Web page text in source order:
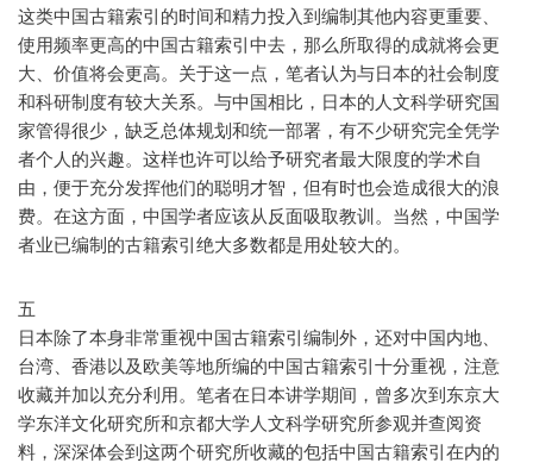
这类中国古籍索引的时间和精力投入到编制其他内容更重要、
使用频率更高的中国古籍索引中去，那么所取得的成就将会更
大、价值将会更高。关于这一点，笔者认为与日本的社会制度
和科研制度有较大关系。与中国相比，日本的人文科学研究国
家管得很少，缺乏总体规划和统一部署，有不少研究完全凭学
者个人的兴趣。这样也许可以给予研究者最大限度的学术自
由，便于充分发挥他们的聪明才智，但有时也会造成很大的浪
费。在这方面，中国学者应该从反面吸取教训。当然，中国学
者业已编制的古籍索引绝大多数都是用处较大的。
五
日本除了本身非常重视中国古籍索引编制外，还对中国内地、
台湾、香港以及欧美等地所编的中国古籍索引十分重视，注意
收藏并加以充分利用。笔者在日本讲学期间，曾多次到东京大
学东洋文化研究所和京都大学人文科学研究所参观并查阅资
料，深深体会到这两个研究所收藏的包括中国古籍索引在内的